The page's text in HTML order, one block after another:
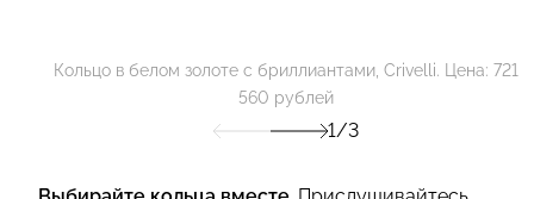
Кольцо в белом золоте с бриллиантами, Crivelli. Цена: 721
560 рублей
1/3